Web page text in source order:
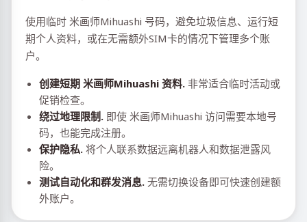
使用临时 米画师Mihuashi 号码，避免垃圾信息、运行短
期个人资料，或在无需额外SIM卡的情况下管理多个账
户。
创建短期 米画师Mihuashi 资料. 非常适合临时活动或
促销检查。
绕过地理限制. 即使 米画师Mihuashi 访问需要本地号
码，也能完成注册。
保护隐私. 将个人联系数据远离机器人和数据泄露风
险。
测试自动化和群发消息. 无需切换设备即可快速创建额
外账户。